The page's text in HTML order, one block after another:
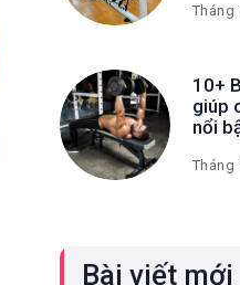
Tháng
10+
giúp
nổi
Tháng
Bài viết mới